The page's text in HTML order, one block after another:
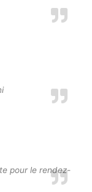
pour le rendez-